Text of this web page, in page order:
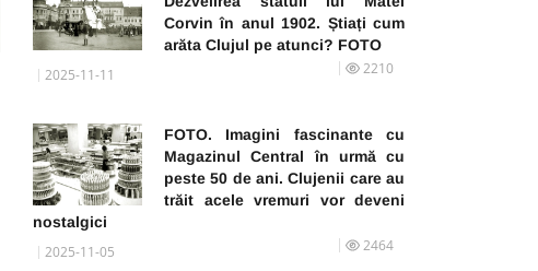
Corvin în anul 1902. Știați cum
arăta Clujul pe atunci? FOTO
2025-11-11 2210
FOTO. Imagini fascinante cu
Magazinul Central în urmă cu
peste 50 de ani. Clujenii care au
trăit acele vremuri vor deveni
nostalgici
2025-11-05 2464